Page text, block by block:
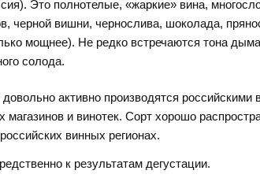
Это полнотелые, «жаркие» вина,
черной вишни, чернослива, шоколада,
мощнее). Не редко встречаются тона
солода.
активно производятся российскими
магазинов и винотек. Сорт хорошо
винных регионах.
к результатам дегустации.